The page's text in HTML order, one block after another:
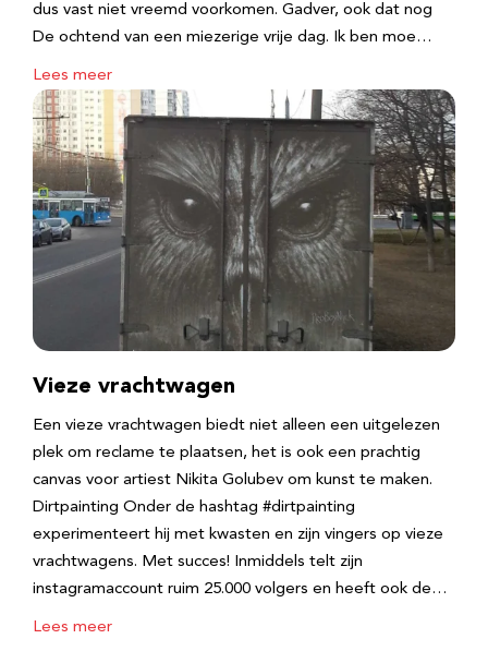
dus vast niet vreemd voorkomen. Gadver, ook dat nog
De ochtend van een miezerige vrije dag. Ik ben moe…
Lees meer
Vieze vrachtwagen
Een vieze vrachtwagen biedt niet alleen een uitgelezen
plek om reclame te plaatsen, het is ook een prachtig
canvas voor artiest Nikita Golubev om kunst te maken.
Dirtpainting Onder de hashtag #dirtpainting
experimenteert hij met kwasten en zijn vingers op vieze
vrachtwagens. Met succes! Inmiddels telt zijn
instagramaccount ruim 25.000 volgers en heeft ook de…
Lees meer